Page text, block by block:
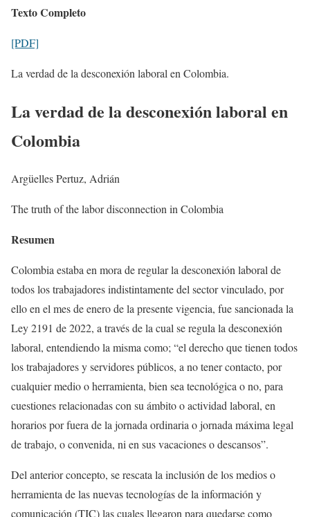
Texto Completo
[PDF]
La verdad de la desconexión laboral en Colombia.
La verdad de la desconexión laboral en
Colombia
Argüelles Pertuz, Adrián
The truth of the labor disconnection in Colombia
Resumen
Colombia estaba en mora de regular la desconexión laboral de
todos los trabajadores indistintamente del sector vinculado, por
ello en el mes de enero de la presente vigencia, fue sancionada la
Ley 2191 de 2022, a través de la cual se regula la desconexión
laboral, entendiendo la misma como; “el derecho que tienen todos
los trabajadores y servidores públicos, a no tener contacto, por
cualquier medio o herramienta, bien sea tecnológica o no, para
cuestiones relacionadas con su ámbito o actividad laboral, en
horarios por fuera de la jornada ordinaria o jornada máxima legal
de trabajo, o convenida, ni en sus vacaciones o descansos”.
Del anterior concepto, se rescata la inclusión de los medios o
herramienta de las nuevas tecnologías de la información y
comunicación (TIC) las cuales llegaron para quedarse como